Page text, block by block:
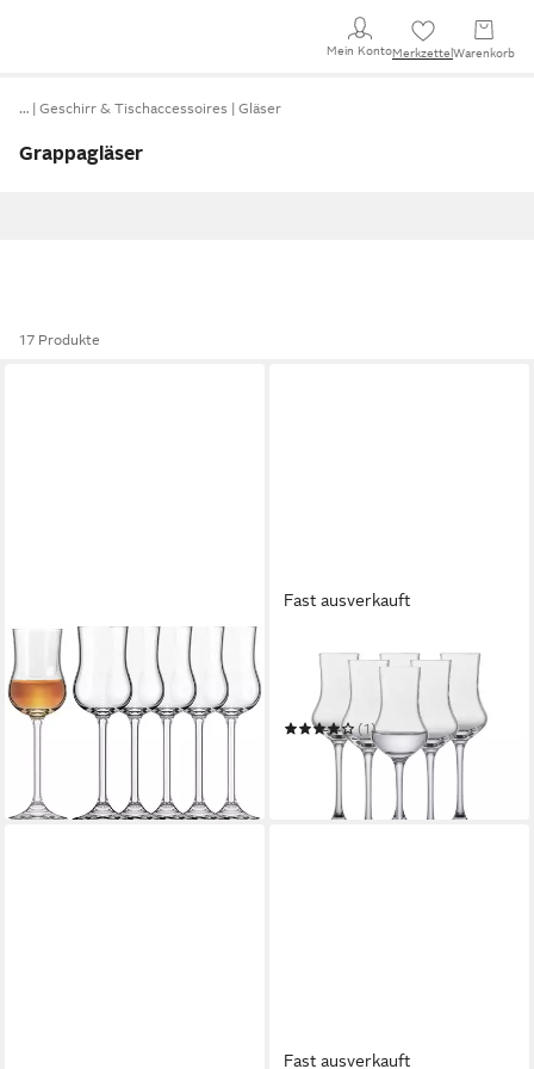
Mein KontoMerkzettel Warenkorb
… Geschirr & Tischaccessoires Gläser
Grappagläser
17 Produkte
SAHM
Grappaglas Grappagläser 6er
Set, 85 ml Grappaglas
29,99 € UVP
39,99 €
in 3-4 Werktagen bei dir
Fast ausverkauft
Schnapsglas BAR SPECIAL
Digestifgläser 95 ml 6er Set
(1)
ab 23,95 €
in 2-3 Werktagen bei dir
Fast ausverkauft